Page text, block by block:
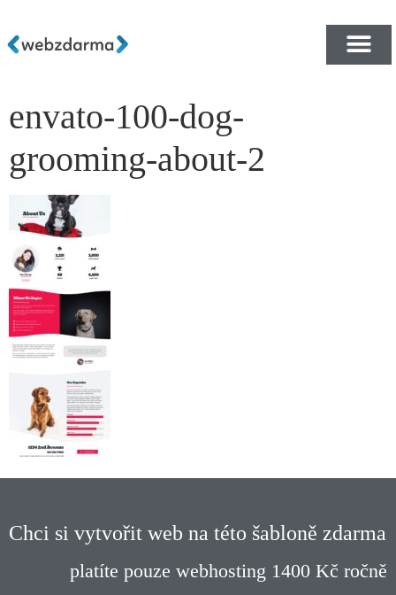
envato-100-dog-
grooming-about-2
Chci si vytvořit web na této šabloně zdarma
platíte pouze webhosting 1400 Kč ročně